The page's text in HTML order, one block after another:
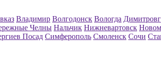
Владимир Волгодонск Вологда
Челны Нальчик Нижневартовск
Посад Симферополь Смоленск Сочи